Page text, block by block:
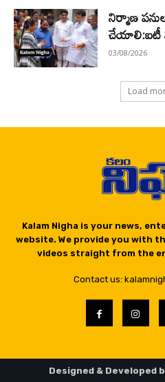
నిర్మాణ
చేయాలి:ఐటీ
03/08/2026
Load
Kalam Nigha is your news,
website. We provide you with
videos straight from the
Contact us:
Designed & Developed